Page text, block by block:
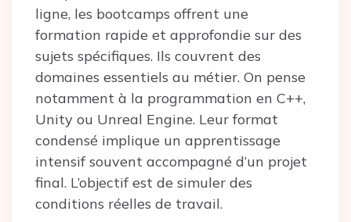
ligne, les bootcamps offrent une
formation rapide et approfondie sur des
sujets spécifiques. Ils couvrent des
domaines essentiels au métier. On pense
notamment à la programmation en C++,
Unity ou Unreal Engine. Leur format
condensé implique un apprentissage
intensif souvent accompagné d’un projet
final. L’objectif est de simuler des
conditions réelles de travail.